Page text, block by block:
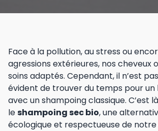
Face à la pollution, au stress ou
agressions extérieures, nos cheveux
soins adaptés. Cependant, il n’est
évident de trouver du temps pour un
avec un shampoing classique. C’est
leshampoing sec bio, une
écologique et respectueuse de notre